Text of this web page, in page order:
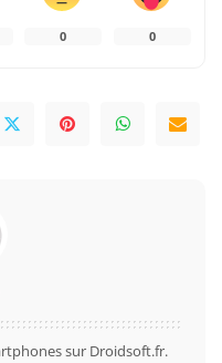
0 0
sur Droidsoft.fr.